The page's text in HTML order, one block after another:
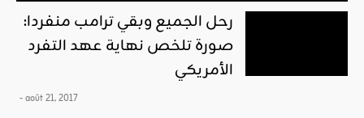
رحل الجميع وبقي ترامب منفردا:
صورة تلخص نهاية عهد التفرد
الأمريكي
- août 21, 2017